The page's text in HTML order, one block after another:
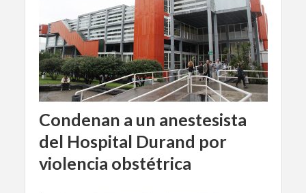
Condenan a un anestesista
del Hospital Durand por
violencia obstétrica